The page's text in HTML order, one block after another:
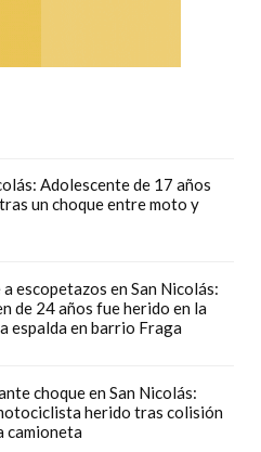
Adolescente de 17 años
un choque entre moto y
escopetazos en San Nicolás:
de 24 años fue herido en la
espalda en barrio Fraga
choque en San Nicolás:
herido tras colisión
camioneta